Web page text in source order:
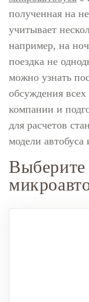
полученная на
учитывает
например, на
поездка не
можно узнать
обсуждения
компании и
для расчетов
модели автобуса